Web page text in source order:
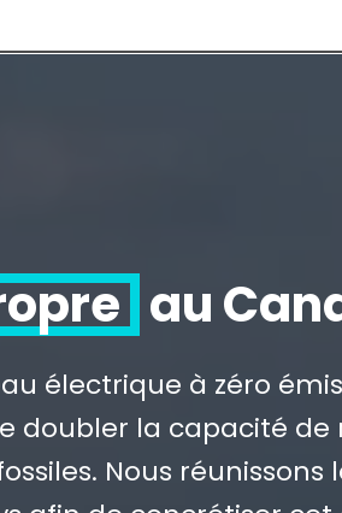
au
électrique à zéro
doubler la capacité de
Nous réunissons